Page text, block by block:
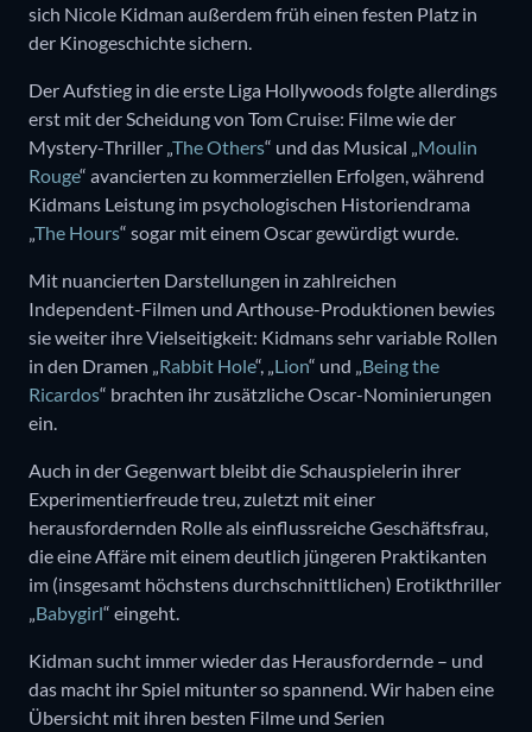
sich Nicole Kidman außerdem früh einen festen Platz in
der Kinogeschichte sichern.
Der Aufstieg in die erste Liga Hollywoods folgte allerdings
erst mit der Scheidung von Tom Cruise: Filme wie der
Mystery-Thriller „ The Others“ und das Musical „ Moulin
Rouge“ avancierten zu kommerziellen Erfolgen, während
Kidmans Leistung im psychologischen Historiendrama
The Hours“ sogar mit einem Oscar gewürdigt wurde.
Mit nuancierten Darstellungen in zahlreichen
Independent-Filmen und Arthouse-Produktionen bewies
sie weiter ihre Vielseitigkeit: Kidmans sehr variable Rollen
in den Dramen „ Rabbit Hole“, „ Lion“ und „ Being the
Ricardos“ brachten ihr zusätzliche Oscar-Nominierungen
ein.
Auch in der Gegenwart bleibt die Schauspielerin ihrer
Experimentierfreude treu, zuletzt mit einer
herausfordernden Rolle als einflussreiche Geschäftsfrau,
die eine Affäre mit einem deutlich jüngeren Praktikanten
im (insgesamt höchstens durchschnittlichen) Erotikthriller
Babygirl“ eingeht.
Kidman sucht immer wieder das Herausfordernde – und
das macht ihr Spiel mitunter so spannend. Wir haben eine
Übersicht mit ihren besten Filme und Serien